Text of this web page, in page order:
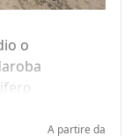
o
plastic-free,
A partire da